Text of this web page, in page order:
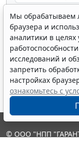
Мы обрабатываем
браузера и
аналитики в
исследований и
запретить
настройках
ознакомьтесь с
© ООО "НПП